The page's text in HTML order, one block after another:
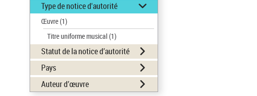
Type de notice d'autorité
Œuvre(1)
Titre uniforme musical(1)
Statut de la notice d’autorité
Pays
Auteur d’œuvre